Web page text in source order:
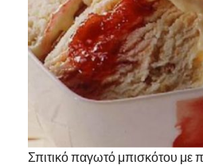
Σπιτικό παγωτό μπισκότου με